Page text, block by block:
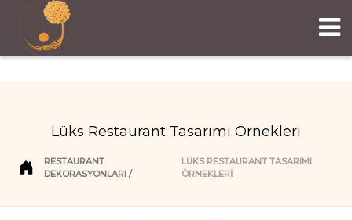
Lüks Restaurant Tasarımı Örnekleri
RESTAURANT
DEKORASYONLARI
LÜKS RESTAURANT TASARIMI
ÖRNEKLERI